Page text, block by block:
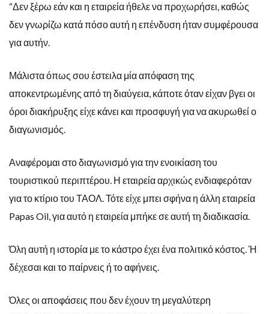
“Δεν ξέρω εάν και η εταιρεία ήθελε να προχωρήσει, καθώς
δεν γνωρίζω κατά πόσο αυτή η επένδυση ήταν συμφέρουσα
για αυτήν.
Μάλιστα όπως σου έστειλα μία απόφαση της
αποκεντρωμένης από τη διαύγεια, κάποτε όταν είχαν βγει οι
όροι διακήρυξης είχε κάνει και προσφυγή για να ακυρωθεί ο
διαγωνισμός.
Αναφέρομαι στο διαγωνισμό για την ενοικίαση του
τουριστικού περιπτέρου. Η εταιρεία αρχικώς ενδιαφερόταν
για το κτίριο του ΤΑΟΛ. Τότε είχε μπει σφήνα η άλλη εταιρεία
Papas Oil, για αυτό η εταιρεία μπήκε σε αυτή τη διαδικασία.
Όλη αυτή η ιστορία με το κάστρο έχει ένα πολιτικό κόστος. Ή
δέχεσαι και το παίρνεις ή το αφήνεις.
Όλες οι αποφάσεις που δεν έχουν τη μεγαλύτερη